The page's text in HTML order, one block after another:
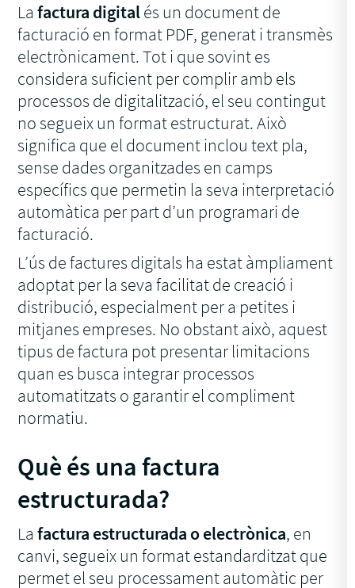
Lafactura digitalés un document de
facturació en format PDF, generat i transmès
electrònicament. Tot i que sovint es
considera suficient per complir amb els
processos de digitalització, el seu contingut
no segueix un format estructurat. Això
significa que el document inclou text pla,
sense dades organitzades en camps
específics que permetin la seva interpretació
automàtica per part d’un programari de
facturació.
L’ús de factures digitals ha estat àmpliament
adoptat per la seva facilitat de creació i
distribució, especialment per a petites i
mitjanes empreses. No obstant això, aquest
tipus de factura pot presentar limitacions
quan es busca integrar processos
automatitzats o garantir el compliment
normatiu.
Què és una factura
estructurada?
Lafactura estructurada o electrònica, en
canvi, segueix un format estandarditzat que
permet el seu processament automàtic per